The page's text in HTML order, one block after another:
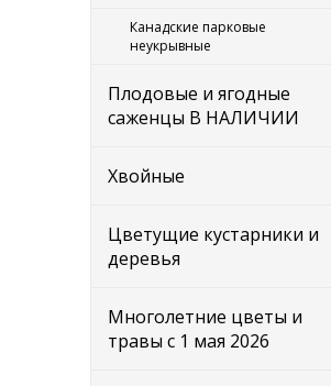
Канадские парковые
неукрывные
Плодовые и ягодные
саженцы В НАЛИЧИИ
Хвойные
Цветущие кустарники и
деревья
Многолетние цветы и
травы с 1 мая 2026